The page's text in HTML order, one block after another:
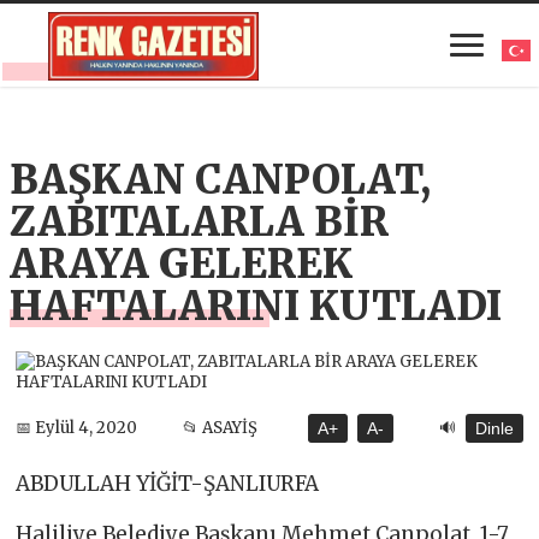
BAŞKAN CANPOLAT,
ZABITALARLA BİR
ARAYA GELEREK
HAFTALARINI KUTLADI
📅 Eylül 4, 2020 📂 ASAYİŞ A+ A- 🔊 Dinle
ABDULLAH YİĞİT-ŞANLIURFA